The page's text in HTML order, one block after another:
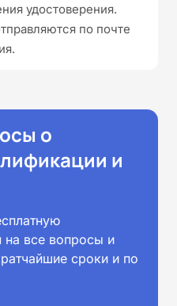
удостоверения.
по почте
о
и
на все вопросы и
сроки и по